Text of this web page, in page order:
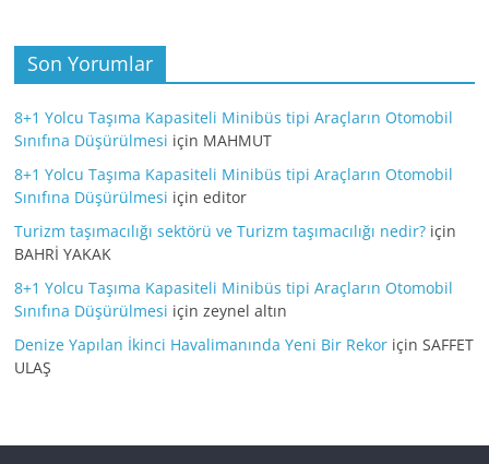
Son Yorumlar
8+1 Yolcu Taşıma Kapasiteli Minibüs tipi Araçların Otomobil
Sınıfına Düşürülmesi için MAHMUT
8+1 Yolcu Taşıma Kapasiteli Minibüs tipi Araçların Otomobil
Sınıfına Düşürülmesi içineditor
Turizm taşımacılığı sektörü ve Turizm taşımacılığı nedir? için
BAHRİ YAKAK
8+1 Yolcu Taşıma Kapasiteli Minibüs tipi Araçların Otomobil
Sınıfına Düşürülmesi içinzeynel altın
Denize Yapılan İkinci Havalimanında Yeni Bir Rekor içinSAFFET
ULAŞ